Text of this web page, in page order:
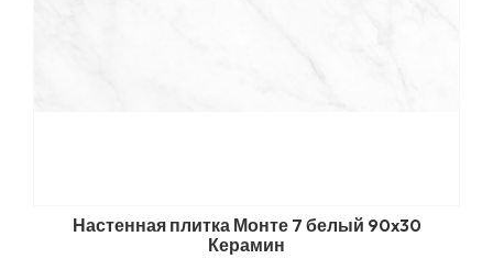
Настенная плитка Монте 7 белый 90x30
Керамин